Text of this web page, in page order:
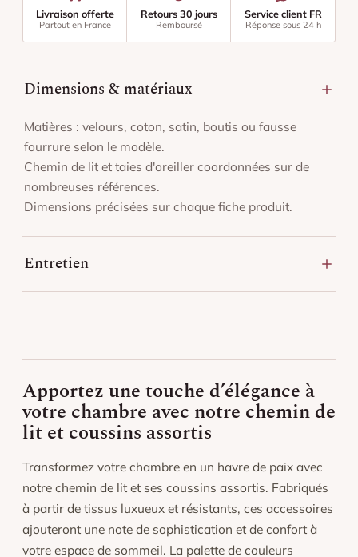
Livraison offerte
Partout en France
Retours 30 jours
Remboursé
Service client FR
Réponse sous 24 h
Dimensions & matériaux
Matières : velours, coton, satin, boutis ou fausse
fourrure selon le modèle.
Chemin de lit et taies d'oreiller coordonnées sur de
nombreuses références.
Dimensions précisées sur chaque fiche produit.
Entretien
Éviter l’exposition prolongée au soleil pour préserver
l’éclat des couleurs.
Apportez une touche d’élégance à
votre chambre avec notre chemin de
lit et coussins assortis
Transformez votre chambre en un havre de paix avec
notre chemin de lit et ses coussins assortis. Fabriqués
à partir de tissus luxueux et résistants, ces accessoires
ajouteront une note de sophistication et de confort à
votre espace de sommeil. La palette de couleurs